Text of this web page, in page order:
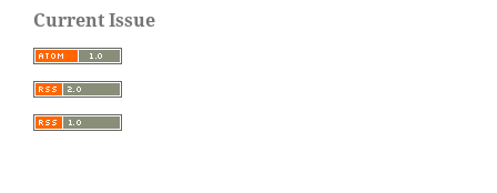
Current Issue